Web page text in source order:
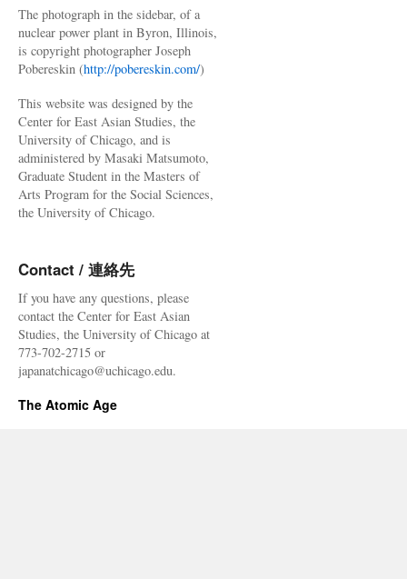
The photograph in the sidebar, of a
nuclear power plant in Byron, Illinois,
is copyright photographer Joseph
Pobereskin (http://pobereskin.com/)
This website was designed by the
Center for East Asian Studies, the
University of Chicago, and is
administered by Masaki Matsumoto,
Graduate Student in the Masters of
Arts Program for the Social Sciences,
the University of Chicago.
Contact / 連絡先
If you have any questions, please
contact the Center for East Asian
Studies, the University of Chicago at
773-702-2715 or
japanatchicago@uchicago.edu.
The Atomic Age